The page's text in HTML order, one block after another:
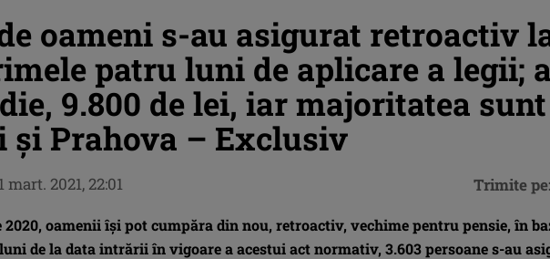
oameni s-au asigurat retroactiv
patru luni de aplicare a legii;
9.800 de lei, iar majoritatea sunt
şi Prahova – Exclusiv
2020, oamenii îşi pot cumpăra din nou, retroactiv, vechime pentru pensie, în
de la data intrării în vigoare a acestui act normativ, 3.603 persoane s-au
mart. 2021, 22:01 Trimite